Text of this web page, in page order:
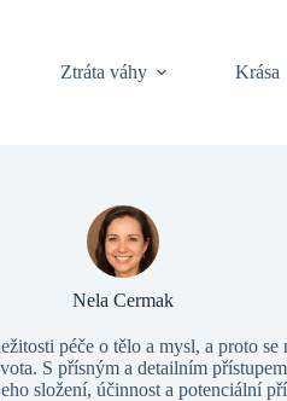
Ztráta váhy
Krása
Nela Cermak
péče o tělo a mysl, a proto
S přísným a detailním
složení, účinnost a potenciální